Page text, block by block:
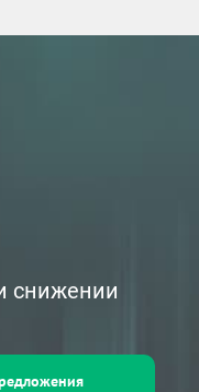
снижении